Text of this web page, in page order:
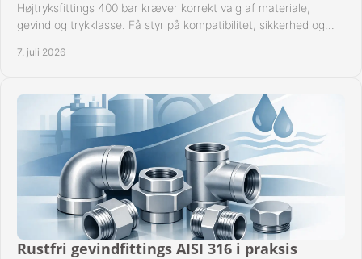
Højtryksfittings 400 bar kræver korrekt valg af materiale,
gevind og trykklasse. Få styr på kompatibilitet, sikkerhed og
7. juli 2026
Rustfri gevindfittings AISI 316 i praksis